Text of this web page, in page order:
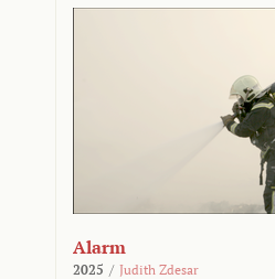
Alarm
2025 / Judith Zdesar